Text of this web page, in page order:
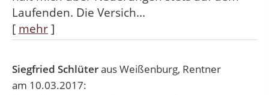
Laufenden. Die Versich...
[ mehr]
Siegfried Schlüteraus Weißenburg, Rentner
am 10.03.2017: